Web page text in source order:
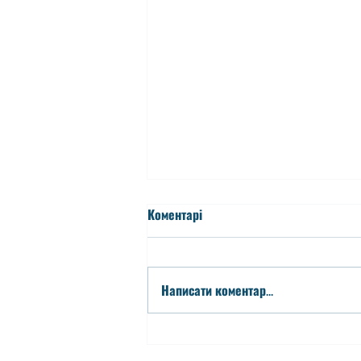
Коментарі
Написати коментар...